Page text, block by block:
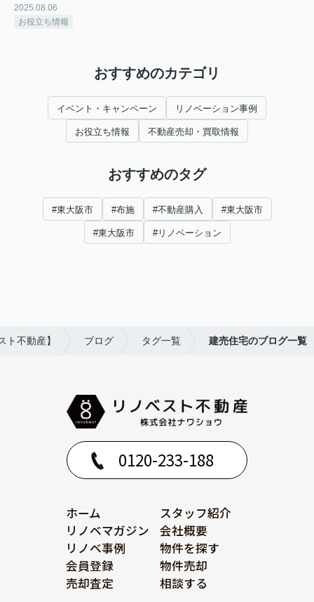
2025.08.06
お役立ち情報
おすすめのカテゴリ
イベント・キャンペーン リノベーション事例
お役立ち情報 不動産売却・買取情報
おすすめのタグ
#東大阪市 #布施 #不動産購入 #東大阪市
#東大阪市 #リノベーション
不動産】 ブログ タグ一覧 建売住宅のブログ一覧
0120-233-188
ホーム
スタッフ紹介
リノベマガジン
会社概要
リノベ事例
物件を探す
会員登録
物件売却
売却査定
相談する